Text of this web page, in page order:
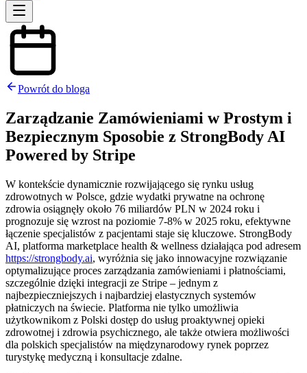
Powrót do bloga
Zarządzanie Zamówieniami w Prostym i
Bezpiecznym Sposobie z StrongBody AI
Powered by Stripe
W kontekście dynamicznie rozwijającego się rynku usług
zdrowotnych w Polsce, gdzie wydatki prywatne na ochronę
zdrowia osiągnęły około 76 miliardów PLN w 2024 roku i
prognozuje się wzrost na poziomie 7-8% w 2025 roku, efektywne
łączenie specjalistów z pacjentami staje się kluczowe. StrongBody
AI, platforma marketplace health & wellness działająca pod adresem
https://strongbody.ai, wyróżnia się jako innowacyjne rozwiązanie
optymalizujące proces zarządzania zamówieniami i płatnościami,
szczególnie dzięki integracji ze Stripe – jednym z
najbezpieczniejszych i najbardziej elastycznych systemów
płatniczych na świecie. Platforma nie tylko umożliwia
użytkownikom z Polski dostęp do usług proaktywnej opieki
zdrowotnej i zdrowia psychicznego, ale także otwiera możliwości
dla polskich specjalistów na międzynarodowy rynek poprzez
turystykę medyczną i konsultacje zdalne.